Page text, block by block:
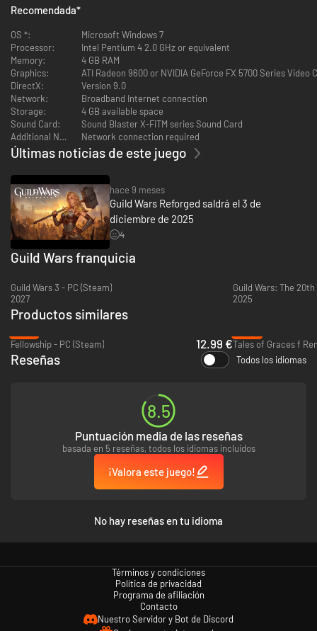
Elegid vuestro perfil
armaduras, armas y miles de habilidades. A medida que os aventuréis en
nuevas tierras y conquistéis a nuevos enemigos, vuestro arsenal de
habilidades irá creciendo.
Elegid a vuestros aliados: Agrupaos con otros jugadores, cread un equipo
de leales esbirros NPC, o reclutad héroes personalizables que os
acompañarán en divertidos combates tácticos.
Elegid vuestro desafío : Poned a prueba la valía de vuestro equipo contra
otros jugadores en PvP, o completad una campaña en PvE para
enfrentaros a los mapas y misiones más difíciles.
No es necesario abonar una cuota mensual para jugar.
Incluye:
Acceso a las tres campañas completas: Prophecies, Factions y
Nightfall
Ocho casillas de personaje: Cada una se puede usar para crear un
personaje solo para PvP o un personaje de rol para PvE
Recomendada*
OS *:
Microsoft Windows 7
Processor:
Intel Pentium 4 2.0 GHz or equivalent
Memory:
4 GB RAM
Graphics:
ATI Radeon 9600 or NVIDIA GeForce FX 5700 Series Video
DirectX:
Version 9.0
Network:
Broadband Internet connection
Storage:
4 GB available space
Sound Card:
Sound Blaster X-FiTM series Sound Card
Additional Notes:
Network connection required
Últimas noticias de este juego
hace 9 meses
Guild Wars Reforged saldrá el 3 de
diciembre de 2025
4
Guild Wars franquicia
Guild Wars 3 - PC (Steam)
2027
2025
Productos similares
Fellowship - PC (Steam)
12.99 €Tales of Graces f
Reseñas Todos los idiomas
8.5
Puntuación media de las reseñas
basada en 5 reseñas, todos los idiomas incluidos
¡Valora este juego!
No hay reseñas en tu idioma
Términos y condiciones
Política de privacidad
Programa de afiliación
Contacto
Nuestro Servidor y Bot de Discord